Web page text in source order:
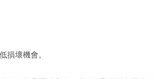
損壞機會。